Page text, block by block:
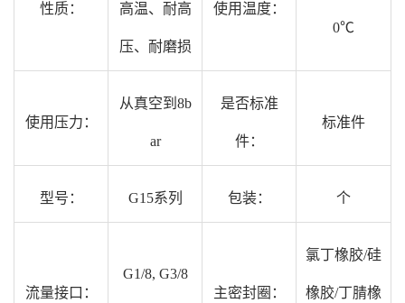
性质： 高温、耐高
压、耐磨损
使用温度：
0℃
使用压力：
从真空到8b
ar
是否标准
件：
标准件
型号： G15系列 包装： 个
流量接口：
G1/8, G3/8
主密封圈：
氯丁橡胶/硅
橡胶/丁腈橡